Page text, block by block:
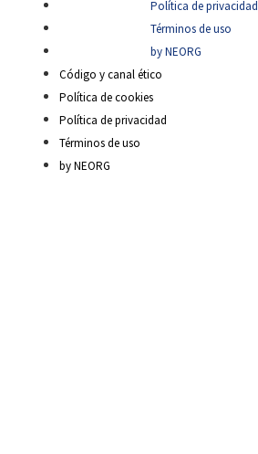
Política de privacidad
Términos de uso
by NEORG
Código y canal ético
Política de cookies
Política de privacidad
Términos de uso
by NEORG